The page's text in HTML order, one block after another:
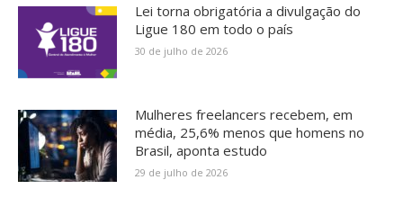
Lei torna obrigatória a divulgação do
Ligue 180 em todo o país
30 de julho de 2026
Mulheres freelancers recebem, em
média, 25,6% menos que homens no
Brasil, aponta estudo
29 de julho de 2026